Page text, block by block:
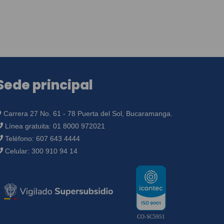
principal
Carrera 27 No. 61 - 78 Puerta del Sol, Bucaramanga.
Línea gratuita: 01 8000 972021
Teléfono: 607 643 4444
Celular: 300 910 94 14
CO-SC5951